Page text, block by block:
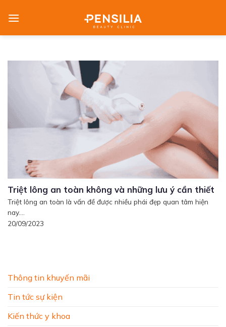
Thông tin khuyến mãi
Tin tức sự kiện
Kiến thức y khoa
Triệt lông an toàn không và những lưu ý cần thiết
Triệt lông an toàn là vấn đề được nhiều phái đẹp quan tâm hiện
nay....
20/09/2023